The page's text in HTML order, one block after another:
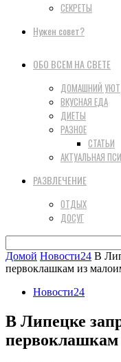
СЕКРЕТЫ
Нужен совет?
ОБО ВСЕМ НА СВЕТЕ
ДОМАШНИЙ УЮТ
ВКУСНАЯ ЕДА
ДИЕТЫ
РАЗНОЕ
СТАТЬИ
АКТУАЛЬНАЯ
РАЗВЛЕЧЕНИЕ
ОТДЫХ
ДОСУГ
Домой Новости24 В
первоклашкам из
Новости24
В Липецке